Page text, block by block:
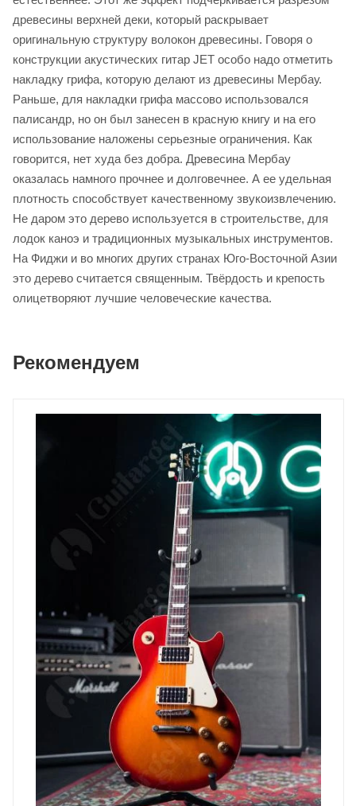
древесины верхней деки, который раскрывает
оригинальную структуру волокон древесины. Говоря о
конструкции акустических гитар JET особо надо отметить
накладку грифа, которую делают из древесины Мербау.
Раньше, для накладки грифа массово использовался
палисандр, но он был занесен в красную книгу и на его
использование наложены серьезные ограничения. Как
говорится, нет худа без добра. Древесина Мербау
оказалась намного прочнее и долговечнее. А ее удельная
плотность способствует качественному звукоизвлечению.
Не даром это дерево используется в строительстве, для
лодок каноэ и традиционных музыкальных инструментов.
На Фиджи и во многих других странах Юго-Восточной Азии
это дерево считается священным. Твёрдость и крепость
олицетворяют лучшие человеческие качества.
Рекомендуем